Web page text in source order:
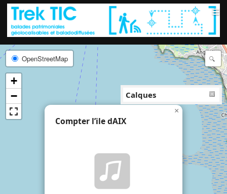
≡
Compter l’ile dAIX
×
OpenStreetMap
+
−
Calques